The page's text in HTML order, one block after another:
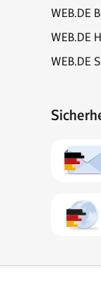
WEB.DE
WEB.DE
WEB.DE